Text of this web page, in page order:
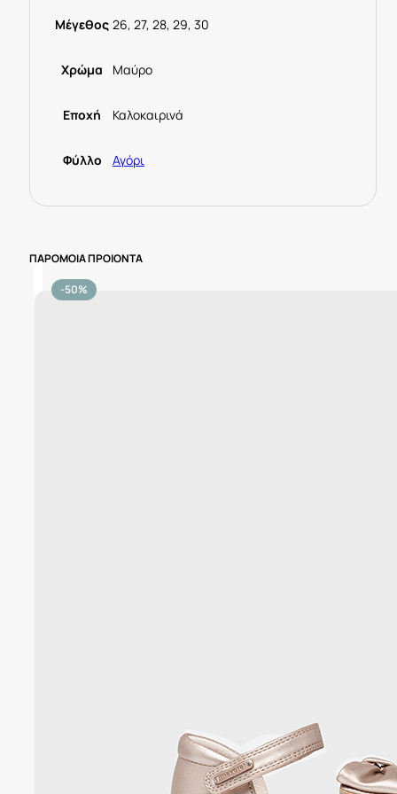
Μέγεθος 26, 27, 28, 29, 30
Χρώμα Μαύρο
Εποχή Καλοκαιρινά
Φύλλο Αγόρι
ΠΑΡΟΜΟΙΑ ΠΡΟΙΟΝΤΑ
-50%